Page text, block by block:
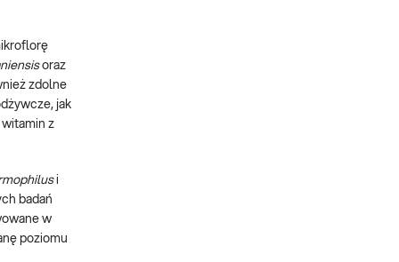
oraz
zdolne
jak
witamin z
i
badań
w
poziomu